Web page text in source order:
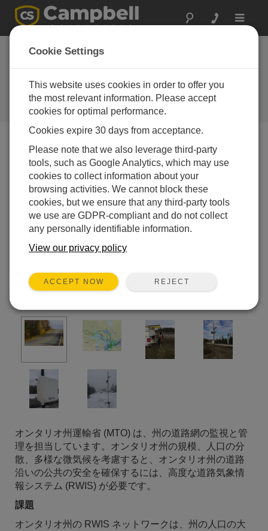
Toggle
オンタリオ州: 道路気
象ネットワーク
カナダのRWISは、予算を超過する
ことなくミニRWISステーションで
強化されています。
オンタリオ州運輸省 (MTO) は、州の道路網の監視と管
理を担当しています。オンタリオ州の規模、人口の分
散、多様な微気候を考慮すると、オンタリオ州の道路
沿いの公共の安全を確保するには、高度な道路気象情
報システム (RWIS) が必要です。
課題
オンタリオ州の RWIS ネットワークは、州の人口の大
Cookie Settings
This website uses cookies in order to offer you
the most relevant information. Please accept
cookies for optimal performance.
Cookies expire 30 days from acceptance.
Please note that we also leverage third-party
tools, such as Google Analytics, which may use
cookies to collect information about your
browsing activities. We cannot block these
cookies, but we ensure that any third-party tools
we use are GDPR-compliant and do not collect
any personally identifiable information.
View our privacy policy
ACCEPT NOW REJECT